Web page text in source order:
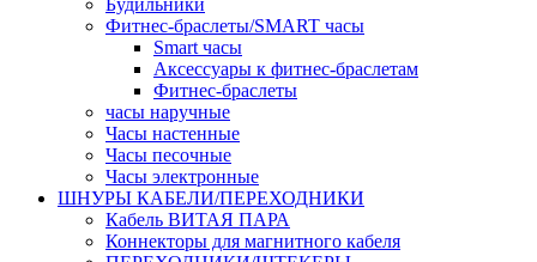
Будильники
Фитнес-браслеты/SMART часы
Smart часы
Аксессуары к фитнес-браслетам
Фитнес-браслеты
часы наручные
Часы настенные
Часы песочные
Часы электронные
ШНУРЫ КАБЕЛИ/ПЕРЕХОДНИКИ
Кабель ВИТАЯ ПАРА
Коннекторы для магнитного кабеля